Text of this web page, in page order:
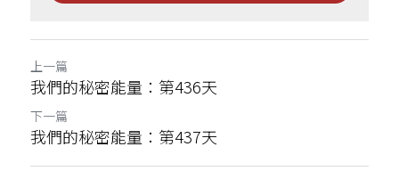
上一篇
我們的秘密能量：第436天
下一篇
我們的秘密能量：第437天